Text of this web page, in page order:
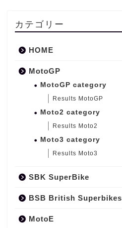
カテゴリー
HOME
MotoGP
MotoGP category
Results MotoGP
Moto2 category
Results Moto2
Moto3 category
Results Moto3
SBK SuperBike
BSB British Superbikes
MotoE